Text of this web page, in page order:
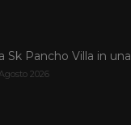
Sk Pancho Villa in
2026